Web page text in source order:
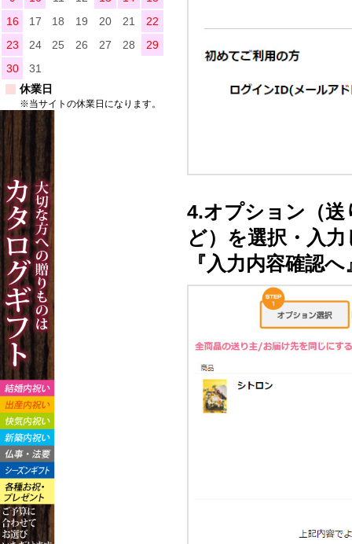
4.オプション（送
ど）を選択・入力
『入力内容確認
16
17 18 19 20 21
22
23
24 25 26 27 28
29
30
31
休業日
※当サイトの休業日になります。